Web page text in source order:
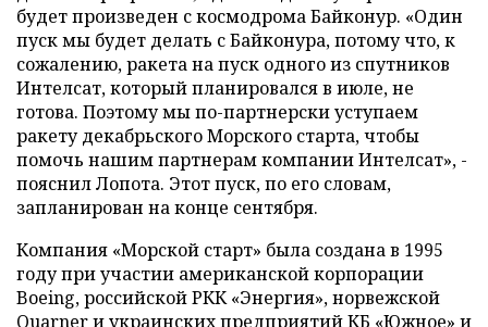
будет произведен с космодрома Байконур. «Один
пуск мы будет делать с Байконура, потому что, к
сожалению, ракета на пуск одного из спутников
Интелсат, который планировался в июле, не
готова. Поэтому мы по-партнерски уступаем
ракету декабрьского Морского старта, чтобы
помочь нашим партнерам компании Интелсат», -
пояснил Лопота. Этот пуск, по его словам,
запланирован на конце сентября.
Компания «Морской старт» была создана в 1995
году при участии американской корпорации
Boeing, российской РКК «Энергия», норвежской
Quarner и украинских предприятий КБ «Южное» и